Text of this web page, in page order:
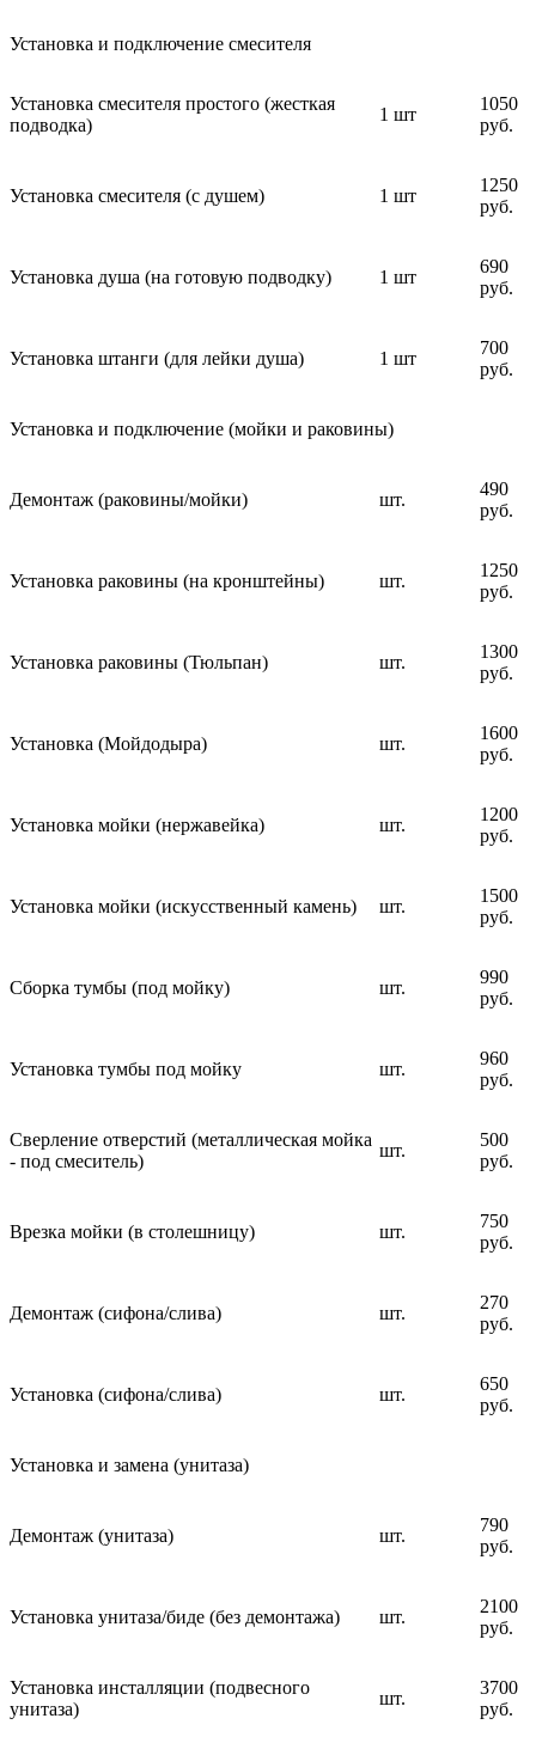
Установка и подключение смесителя
Установка смесителя простого (жесткая
подводка)
1 шт
1050
руб.
Установка смесителя (с душем) 1 шт
1250
руб.
Установка душа (на готовую подводку) 1 шт
690
руб.
Установка штанги (для лейки душа) 1 шт
700
руб.
Установка и подключение (мойки и раковины)
Демонтаж (раковины/мойки) шт.
490
руб.
Установка раковины (на кронштейны) шт.
1250
руб.
Установка раковины (Тюльпан) шт.
1300
руб.
Установка (Мойдодыра) шт.
1600
руб.
Установка мойки (нержавейка) шт.
1200
руб.
Установка мойки (искусственный камень) шт.
1500
руб.
Сборка тумбы (под мойку) шт.
990
руб.
Установка тумбы под мойку шт.
960
руб.
Сверление отверстий (металлическая мойка
- под смеситель)
шт.
500
руб.
Врезка мойки (в столешницу) шт.
750
руб.
Демонтаж (сифона/слива) шт.
270
руб.
Установка (сифона/слива) шт.
650
руб.
Установка и замена (унитаза)
Демонтаж (унитаза) шт.
790
руб.
Установка унитаза/биде (без демонтажа) шт.
2100
руб.
Установка инсталляции (подвесного
унитаза)
шт.
3700
руб.